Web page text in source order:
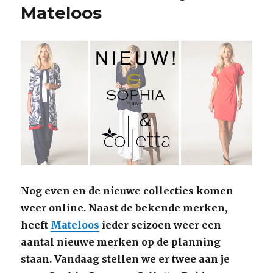
Mateloos
Nog even en de nieuwe collecties komen
weer online. Naast de bekende merken,
heeft Mateloos ieder seizoen weer een
aantal nieuwe merken op de planning
staan. Vandaag stellen we er twee aan je